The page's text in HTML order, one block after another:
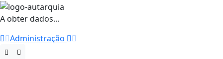
A obter dados...
Administração